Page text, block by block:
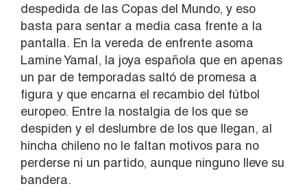
despedida de las Copas del Mundo, y eso
basta para sentar a media casa frente a la
pantalla. En la vereda de enfrente asoma
Lamine Yamal, la joya española que en apenas
un par de temporadas saltó de promesa a
figura y que encarna el recambio del fútbol
europeo. Entre la nostalgia de los que se
despiden y el deslumbre de los que llegan, al
hincha chileno no le faltan motivos para no
perderse ni un partido, aunque ninguno lleve su
bandera.